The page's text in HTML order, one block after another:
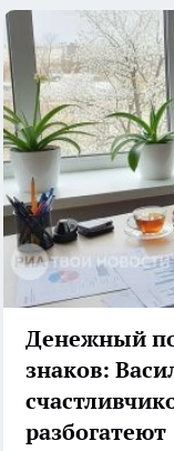
Денежный
знаков:
разбогатеют